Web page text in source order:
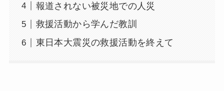
報道されない被災地での人災
救援活動から学んだ教訓
東日本大震災の救援活動を終えて